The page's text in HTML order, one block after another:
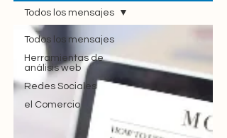
Todos los mensajes
Herramientas de
análisis web
Redes Sociales
el Comercio
Todos los mensajes